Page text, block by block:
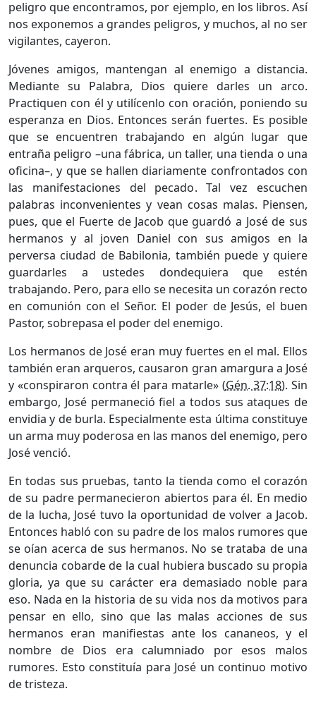
peligro que encontramos, por ejemplo, en los libros. Así
nos exponemos a grandes peligros, y muchos, al no ser
vigilantes, cayeron.
Jóvenes amigos, mantengan al enemigo a distancia.
Mediante su Palabra, Dios quiere darles un arco.
Practiquen con él y utilícenlo con oración, poniendo su
esperanza en Dios. Entonces serán fuertes. Es posible
que se encuentren trabajando en algún lugar que
entraña peligro –una fábrica, un taller, una tienda o una
oficina–, y que se hallen diariamente confrontados con
las manifestaciones del pecado. Tal vez escuchen
palabras inconvenientes y vean cosas malas. Piensen,
pues, que el Fuerte de Jacob que guardó a José de sus
hermanos y al joven Daniel con sus amigos en la
perversa ciudad de Babilonia, también puede y quiere
guardarles a ustedes dondequiera que estén
trabajando. Pero, para ello se necesita un corazón recto
en comunión con el Señor. El poder de Jesús, el buen
Pastor, sobrepasa el poder del enemigo.
Los hermanos de José eran muy fuertes en el mal. Ellos
también eran arqueros, causaron gran amargura a José
y «conspiraron contra él para matarle» (Gén. 37:18). Sin
embargo, José permaneció fiel a todos sus ataques de
envidia y de burla. Especialmente esta última constituye
un arma muy poderosa en las manos del enemigo, pero
José venció.
En todas sus pruebas, tanto la tienda como el corazón
de su padre permanecieron abiertos para él. En medio
de la lucha, José tuvo la oportunidad de volver a Jacob.
Entonces habló con su padre de los malos rumores que
se oían acerca de sus hermanos. No se trataba de una
denuncia cobarde de la cual hubiera buscado su propia
gloria, ya que su carácter era demasiado noble para
eso. Nada en la historia de su vida nos da motivos para
pensar en ello, sino que las malas acciones de sus
hermanos eran manifiestas ante los cananeos, y el
nombre de Dios era calumniado por esos malos
rumores. Esto constituía para José un continuo motivo
de tristeza.